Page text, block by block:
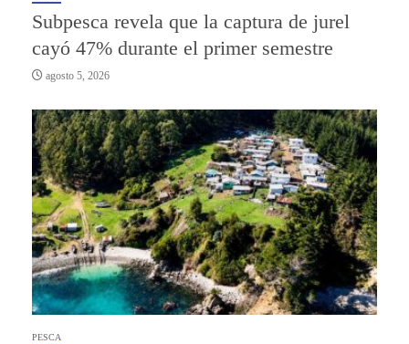
Subpesca revela que la captura de jurel
cayó 47% durante el primer semestre
agosto 5, 2026
PESCA